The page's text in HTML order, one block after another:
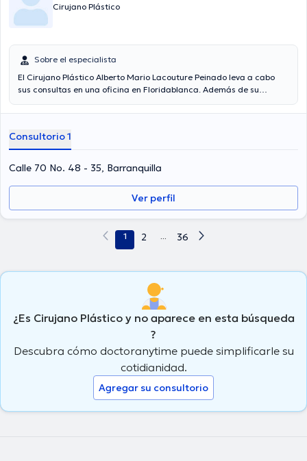
Cirujano Plástico
Sobre el especialista
El Cirujano Plástico Alberto Mario Lacouture Peinado leva a cabo
sus consultas en una oficina en Floridablanca. Además de su
su área de especialidad. El profesional de la salud cuenta con
Igualmente, él se ha desempeñado como miembro de diversas
asociaciones médicas. Alberto Mario Lacouture Peinado ha
cooperado en múltiples conferencias con el ideal de tener una
formación continua en su disciplina de especialización y ha
publicado diversos artículos. Finalmente, el profesional de la salud
Consultorio 1
Calle 70 No. 48 - 35, Barranquilla
Ver perfil
1 2 ... 36
¿Es Cirujano Plástico y no aparece en esta búsqueda
?
Descubra cómo doctoranytime puede simplificarle su
cotidianidad.
Agregar su consultorio